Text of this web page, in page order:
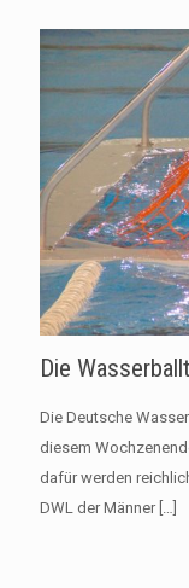
Die
Die Deutsche
diesem
dafür werden
DWL der Männer[…]